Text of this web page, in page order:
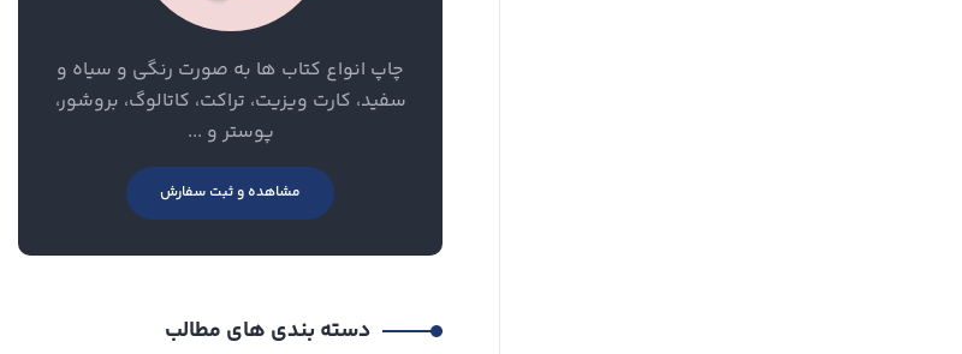
چاپ انواع کتاب ها به صورت رنگی و سیاه و
سفید، کارت ویزیت، تراکت، کاتالوگ، بروشور،
پوستر و ...
مشاهده و ثبت سفارش
دسته بندی های مطالب